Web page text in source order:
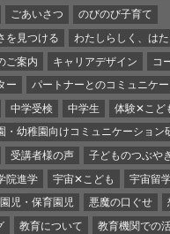
ごあいさつ
のびのび子育て
を見つける
わたしらしく、はた
ご案内
キャリアデザイン
コ
ー
パートナーとのコミュニケ
中学受検 中学生
体験✕こど
・幼稚園向けコミュニケーション
受講者様の声 子どものつぶや
院進学
宇宙✕こども 宇宙留
児・保育園児 悪魔の口ぐせ
教育について 教育機関での